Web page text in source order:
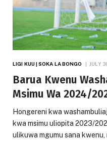
LIGI KUU | SOKA LA BONGO JULY
Barua Kwenu
Msimu Wa 2024/
Hongereni kwa
kwa msimu uliopita 2023/
ulikuwa mgumu sana